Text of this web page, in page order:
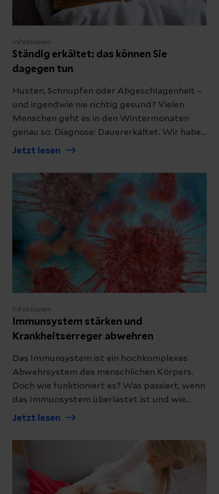
Infektionen
Ständig erkältet: das können Sie
dagegen tun
Husten, Schnupfen oder Abgeschlagenheit –
und irgendwie nie richtig gesund? Vielen
Menschen geht es in den Wintermonaten
genau so. Diagnose: Dauererkältet. Wir haben
Tipps und erklären Ihnen, wie Sie die
Erkältung loswerden.
Jetzt lesen
Infektionen
Immunsystem stärken und
Krankheitserreger abwehren
Das Immunsystem ist ein hochkomplexes
Abwehrsystem des menschlichen Körpers.
Doch wie funktioniert es? Was passiert, wenn
das Immunsystem überlastet ist und wie
lässt es sich nachhaltig stärken? Alle
zusammengefasst.
Jetzt lesen